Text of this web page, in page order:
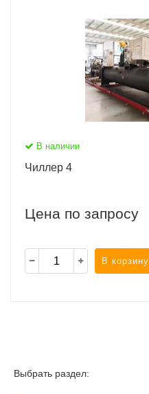
В наличии
Чиллер 4
Цена по запросу
В корзину
Выбрать раздел: